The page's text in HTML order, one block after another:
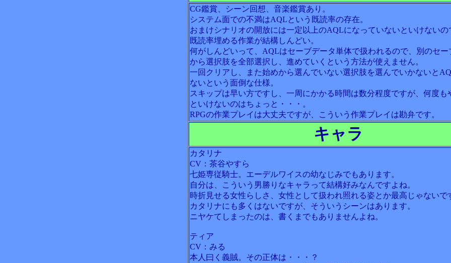
CG鑑賞、シーン回想、音楽鑑賞あり。
システム面での不満はAQLという既読率の存在。
おまけシナリオの開放には一定以上のAQLになっていないといけないの
既読率埋める作業が結構しんどい。
何がしんどいって、AQLはセーブデータ単体で扱われるので、別のセー
から選択肢を全部選択し、進めていくという方法が使えません。
一回クリアし、また始めから選んでいない選択肢を選んでいかないと
ないという面倒な仕様。
スキップは早い方ですし、一周にかかる時間は数分程度ですが、何度も
といけないのはちょっと・・・。
RPGの作業プレイは大丈夫ですが、こういう作業プレイは勘弁です。
キャラ
カタリナ
CV：茶谷やすら
七姫専従騎士。エーデルワイスの幼なじみでもあります。
自分は、こういう男勝りなキャラって結構好みなんですよね。
時折見せる女性らしさ、女性として扱われ照れる姿とか最高じゃないで
カタリナにも多くはないですが、そういうシーンはあります。
ニヤケてしまったのは、書くまでもありませんよね。
ティア
CV：みる
本人曰く義賊。その正体は・・・？